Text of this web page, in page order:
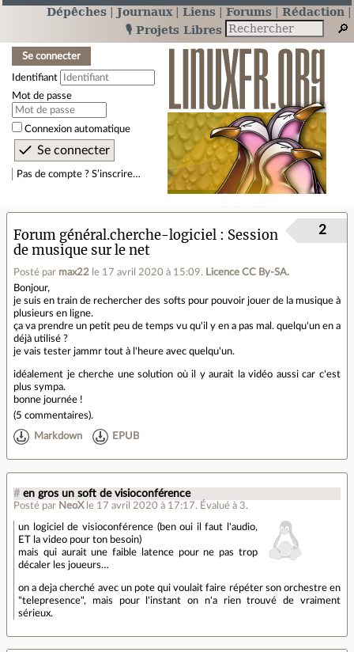
Dépêches Journaux Liens Forums
Rédaction
🎙️ Projets Libres
Se connecter
Identifiant
Mot de passe
Connexion automatique
Pas de compte ? S’inscrire…
Forum général.cherche-logiciel
Session
de musique sur le net
Posté par max22 le 17 avril 2020 à 15:09. Licence CC By‑SA.
2
Bonjour,
je suis en train de rechercher des softs pour pouvoir jouer de la musique à
plusieurs en ligne.
ça va prendre un petit peu de temps vu qu'il y en a pas mal. quelqu'un en a
déjà utilisé ?
je vais tester jammr tout à l'heure avec quelqu'un.
idéalement je cherche une solution où il y aurait la vidéo aussi car c'est
plus sympa.
bonne journée !
(5 commentaires).
Markdown EPUB
# en gros un soft de visioconférence
Posté par NeoX le 17 avril 2020 à 17:17. Évalué à 3.
un logiciel de visioconférence (ben oui il faut l'audio,
ET la video pour ton besoin)
mais qui aurait une faible latence pour ne pas trop
décaler les joueurs…
on a deja cherché avec un pote qui voulait faire répéter son orchestre en
"telepresence", mais pour l'instant on n'a rien trouvé de vraiment
sérieux.